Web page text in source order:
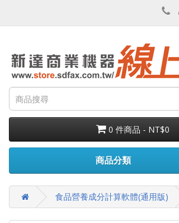
0 件商品 - NT$0
商品分類
食品營養成分計算軟體(通用版)